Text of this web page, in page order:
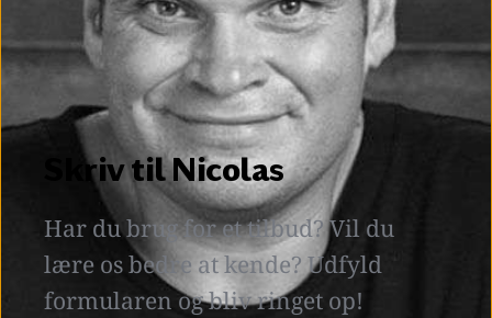
Skriv til Nicolas
Har du brug for et tilbud? Vil du
lære os bedre at kende? Udfyld
formularen og bliv ringet op!